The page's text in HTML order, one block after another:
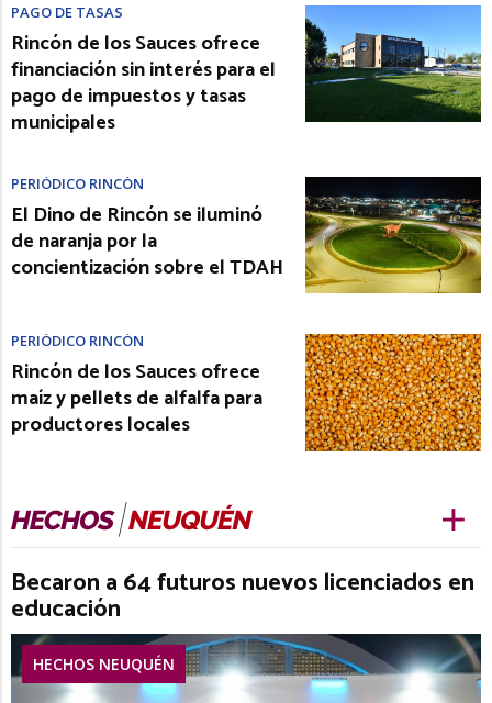
PAGO DE TASAS
Rincón de los Sauces ofrece
financiación sin interés para el
pago de impuestos y tasas
municipales
PERIÓDICO RINCÓN
El Dino de Rincón se iluminó
de naranja por la
concientización sobre el TDAH
PERIÓDICO RINCÓN
Rincón de los Sauces ofrece
maíz y pellets de alfalfa para
productores locales
Becaron a 64 futuros nuevos licenciados en
educación
HECHOS NEUQUÉN